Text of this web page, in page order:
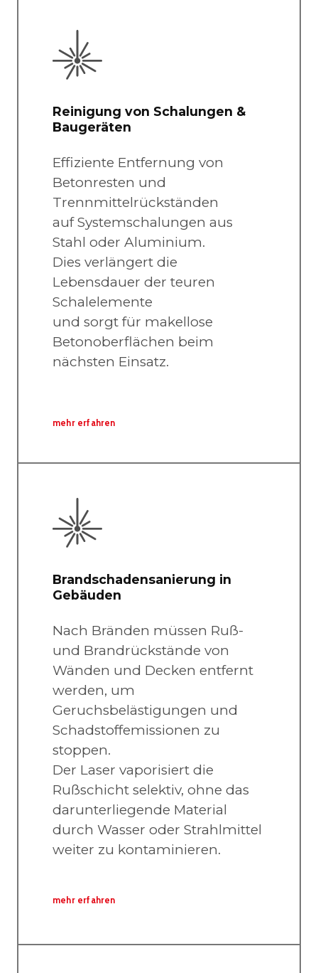
Reinigung von Schalungen &
Baugeräten
Effiziente Entfernung von
Betonresten und
Trennmittelrückständen
auf Systemschalungen aus
Stahl oder Aluminium.
Dies verlängert die
Lebensdauer der teuren
Schalelemente
und sorgt für makellose
Betonoberflächen beim
nächsten Einsatz.
mehr erfahren
Brandschadensanierung in
Gebäuden
Nach Bränden müssen Ruß-
und Brandrückstände von
Wänden und Decken entfernt
werden, um
Geruchsbelästigungen und
Schadstoffemissionen zu
stoppen.
Der Laser vaporisiert die
Rußschicht selektiv, ohne das
darunterliegende Material
durch Wasser oder Strahlmittel
weiter zu kontaminieren.
mehr erfahren